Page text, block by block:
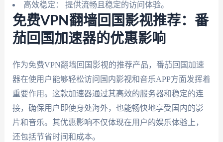
高效稳定： 提供流畅且稳定的访问体验。
免费VPN翻墙回国影视推荐：番
茄回国加速器的优惠影响
作为免费VPN翻墙回国影视的推荐产品，番茄回国加速
器在使用户能够轻松访问国内影视和音乐APP方面发挥着
重要作用。这款加速器通过其高效的服务器和稳定的连
接，确保用户即使身处海外，也能畅快地享受国内的影
片和音乐。其优惠影响不仅体现在用户的娱乐体验上，
还包括节省时间和成本。